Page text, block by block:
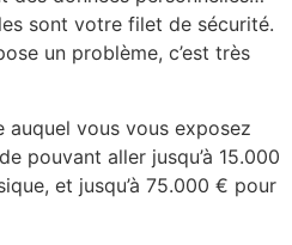
sont votre filet de sécurité.
un problème, c’est très
auquel vous vous exposez
pouvant aller jusqu’à 15.000
et jusqu’à 75.000 € pour